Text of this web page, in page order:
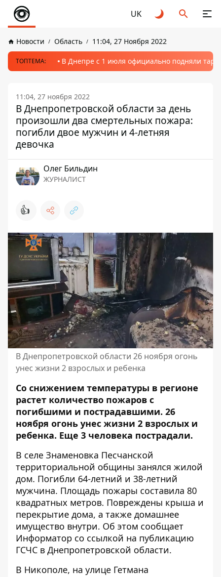
UK
Новости Область 11:04, 27 Ноября 2022
ТОПТЕМА: В Днепре с 1 июля официально подняли
11:04, 27 ноября 2022
В Днепропетровской области за день
произошли два смертельных пожара:
погибли двое мужчин и 4-летняя
девочка
Олег Бильдин
ЖУРНАЛИСТ
👍
В Днепропетровской области 26 ноября огонь
унес жизни 2 взрослых и ребенка
Со снижением температуры в регионе
растет количество пожаров с
погибшими и пострадавшими. 26
ноября огонь унес жизни 2 взрослых и
ребенка. Еще 3 человека пострадали.
В селе Знаменовка Песчанской
территориальной общины занялся жилой
дом. Погибли 64-летний и 38-летний
мужчина. Площадь пожары составила 80
квадратных метров. Повреждены крыша и
перекрытие дома, а также домашнее
имущество внутри. Об этом сообщает
Информатор со ссылкой на публикацию
ГСЧС в Днепропетровской области.
В Никополе, на улице Гетмана